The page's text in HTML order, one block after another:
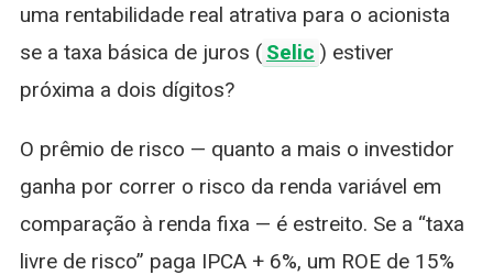
uma rentabilidade real atrativa para o acionista
se a taxa básica de juros ( Selic ) estiver
próxima a dois dígitos?
O prêmio de risco — quanto a mais o investidor
ganha por correr o risco da renda variável em
comparação à renda fixa — é estreito. Se a “taxa
livre de risco” paga IPCA + 6%, um ROE de 15%